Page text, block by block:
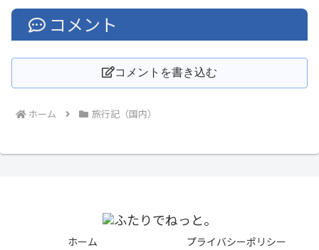
コメント
コメントを書き込む
ホーム 旅行記（国内）
ホーム
プライバシーポリシー